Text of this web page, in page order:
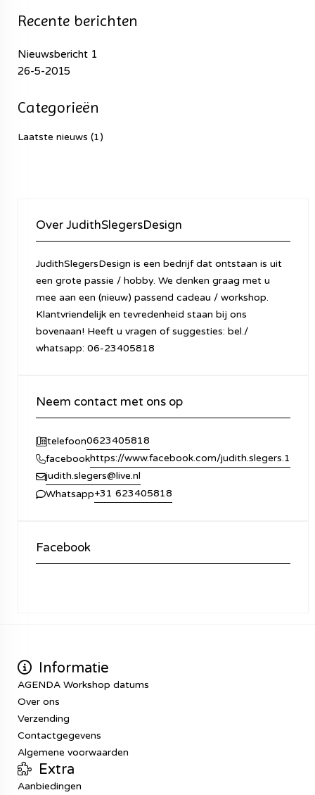
Recente berichten
Nieuwsbericht 1
26-5-2015
Categorieën
Laatste nieuws (1)
Over JudithSlegersDesign
JudithSlegersDesign is een bedrijf dat ontstaan is uit
een grote passie / hobby. We denken graag met u
mee aan een (nieuw) passend cadeau / workshop.
Klantvriendelijk en tevredenheid staan bij ons
bovenaan! Heeft u vragen of suggesties: bel./
whatsapp: 06-23405818
Neem contact met ons op
telefoon0623405818
facebookhttps://www.facebook.com/judith.slegers.1
judith.slegers@live.nl
Whatsapp+31 623405818
Facebook
Informatie
AGENDA Workshop datums
Over ons
Verzending
Contactgegevens
Algemene voorwaarden
Extra
Aanbiedingen